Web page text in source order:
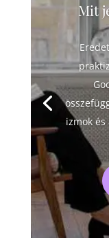
Mit
izmok